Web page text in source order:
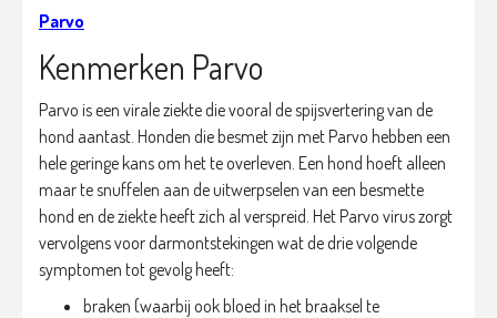
Parvo
Kenmerken Parvo
Parvo is een virale ziekte die vooral de spijsvertering van de
hond aantast. Honden die besmet zijn met Parvo hebben een
hele geringe kans om het te overleven. Een hond hoeft alleen
maar te snuffelen aan de uitwerpselen van een besmette
hond en de ziekte heeft zich al verspreid. Het Parvo virus zorgt
vervolgens voor darmontstekingen wat de drie volgende
symptomen tot gevolg heeft:
braken (waarbij ook bloed in het braaksel te